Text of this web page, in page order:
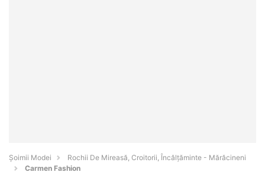
Șoimii Modei
Rochii De Mireasă, Croitorii, Încălțăminte - Mărăcineni
Carmen Fashion